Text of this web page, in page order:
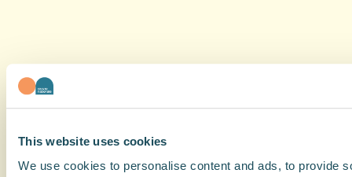
This website uses cookies
We use cookies to personalise content and ads, to provide